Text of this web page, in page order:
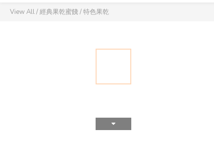
View All/經典果乾蜜餞/特色果乾